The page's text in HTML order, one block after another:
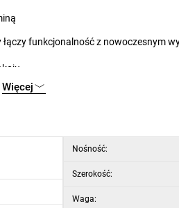
funkcjonalność z nowoczesnym
Więcej
Nośność:
Szerokość:
Waga: